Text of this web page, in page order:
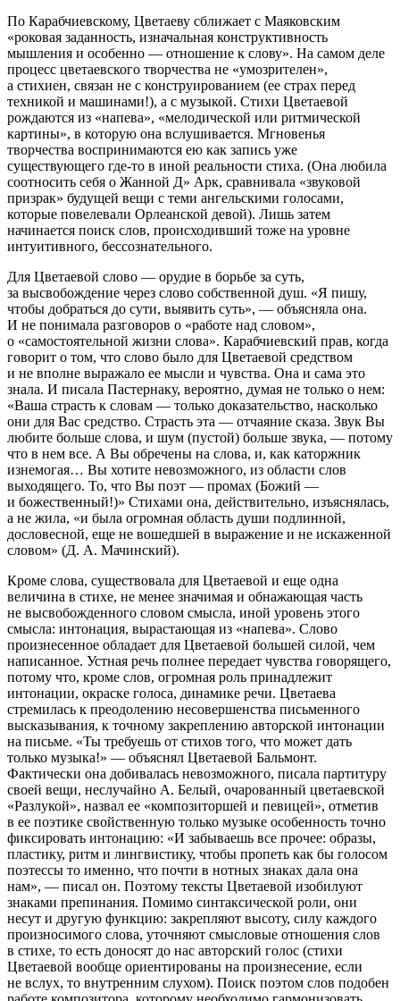
По Карабчиевскому, Цветаеву сближает с Маяковским
«роковая заданность, изначальная конструктивность
мышления и особенно — отношение к слову». На самом деле
процесс цветаевского творчества не «умозрителен»,
а стихиен, связан не с конструированием (ее страх перед
техникой и машинами!), а с музыкой. Стихи Цветаевой
рождаются из «напева», «мелодической или ритмической
картины», в которую она вслушивается. Мгновенья
творчества воспринимаются ею как запись уже
существующего где-то в иной реальности стиха. (Она любила
соотносить себя о Жанной Д» Арк, сравнивала «звуковой
призрак» будущей вещи с теми ангельскими голосами,
которые повелевали Орлеанской девой). Лишь затем
начинается поиск слов, происходивший тоже на уровне
интуитивного, бессознательного.
Для Цветаевой слово — орудие в борьбе за суть,
за высвобождение через слово собственной душ. «Я пишу,
чтобы добраться до сути, выявить суть», — объясняла она.
И не понимала разговоров о «работе над словом»,
о «самостоятельной жизни слова». Карабчиевский прав, когда
говорит о том, что слово было для Цветаевой средством
и не вполне выражало ее мысли и чувства. Она и сама это
знала. И писала Пастернаку, вероятно, думая не только о нем:
«Ваша страсть к словам — только доказательство, насколько
они для Вас средство. Страсть эта — отчаяние сказа. Звук Вы
любите больше слова, и шум (пустой) больше звука, — потому
что в нем все. А Вы обречены на слова, и, как каторжник
изнемогая… Вы хотите невозможного, из области слов
выходящего. То, что Вы поэт — промах (Божий —
и божественный!)» Стихами она, действительно, изъяснялась,
а не жила, «и была огромная область души подлинной,
дословесной, еще не вошедшей в выражение и не искаженной
словом» (Д. А. Мачинский).
Кроме слова, существовала для Цветаевой и еще одна
величина в стихе, не менее значимая и обнажающая часть
не высвобожденного словом смысла, иной уровень этого
смысла: интонация, вырастающая из «напева». Слово
произнесенное обладает для Цветаевой большей силой, чем
написанное. Устная речь полнее передает чувства говорящего,
потому что, кроме слов, огромная роль принадлежит
интонации, окраске голоса, динамике речи. Цветаева
стремилась к преодолению несовершенства письменного
высказывания, к точному закреплению авторской интонации
на письме. «Ты требуешь от стихов того, что может дать
только музыка!» — объяснял Цветаевой Бальмонт.
Фактически она добивалась невозможного, писала партитуру
своей вещи, неслучайно А. Белый, очарованный цветаевской
«Разлукой», назвал ее «композиторшей и певицей», отметив
в ее поэтике свойственную только музыке особенность точно
фиксировать интонацию: «И забываешь все прочее: образы,
пластику, ритм и лингвистику, чтобы пропеть как бы голосом
поэтессы то именно, что почти в нотных знаках дала она
нам», — писал он. Поэтому тексты Цветаевой изобилуют
знаками препинания. Помимо синтаксической роли, они
несут и другую функцию: закрепляют высоту, силу каждого
произносимого слова, уточняют смысловые отношения слов
в стихе, то есть доносят до нас авторский голос (стихи
Цветаевой вообще ориентированы на произнесение, если
не вслух, то внутренним слухом). Поиск поэтом слов подобен